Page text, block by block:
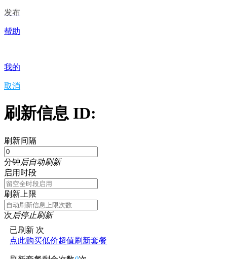
发布
帮助
我的
取消
刷新信息 ID:
刷新间隔
分钟后自动刷新
启用时段
刷新上限
次后停止刷新
已刷新 次
点此购买低价超值刷新套餐